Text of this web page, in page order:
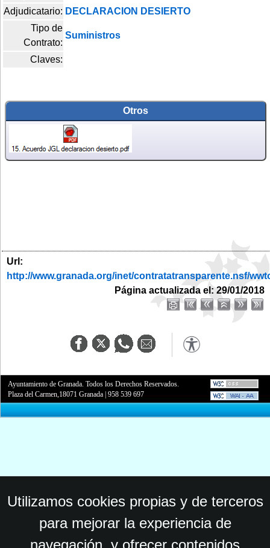
Adjudicatario: DECLARACION DESIERTO
Tipo de
Contrato:
Suministros
Claves:
Otros
Url:
http://www.granada.org/inet/contratatransparente.nsf/
Página actualizada el: 29/01/2018
Ayuntamiento de Granada. Todos los Derechos Reservados.
Plaza del Carmen,18071 Granada |958 539 697
Utilizamos cookies propias y de terceros
para mejorar la experiencia de
navegación, y ofrecer contenidos